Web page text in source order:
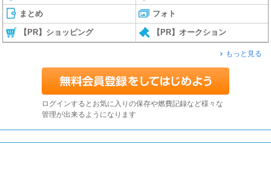
まとめ フォト
【PR】ショッピング 【PR】オークション
もっと見る
ログインするとお気に入りの保存や燃費記録など様々な
管理が出来るようになります